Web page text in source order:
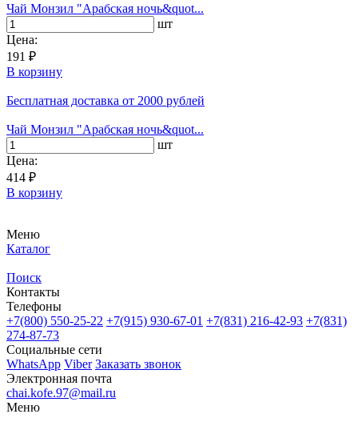
Чай Монзил "Арабская ночь&quot...
шт
Цена:
191 ₽
В корзину
Бесплатная доставка от 2000 рублей
Чай Монзил "Арабская ночь&quot...
шт
Цена:
414 ₽
В корзину
Меню
Каталог
Поиск
Контакты
Телефоны
+7(800) 550-25-22 +7(915) 930-67-01 +7(831) 216-42-93 +7(831)
274-87-73
Социальные сети
WhatsApp Viber Заказать звонок
Электронная почта
chai.kofe.97@mail.ru
Меню